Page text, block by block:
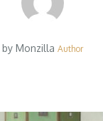
by Monzilla Author